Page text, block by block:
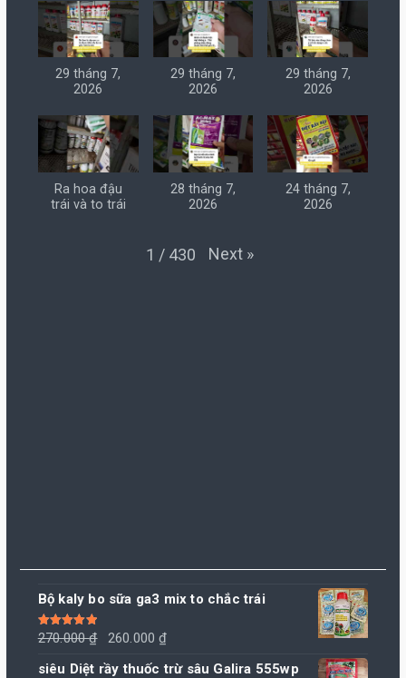
29 tháng 7,
2026
29 tháng 7,
2026
29 tháng 7,
2026
Ra hoa đậu
trái và to trái
28 tháng 7,
2026
24 tháng 7,
2026
1 / 430 Next »
Bộ kaly bo sữa ga3 mix to chắc trái
Được xếp
hạng 5.00 5
270.000₫
Giá
gốc
260.000₫
siêu Diệt rầy thuốc trừ sâu Galira 555wp